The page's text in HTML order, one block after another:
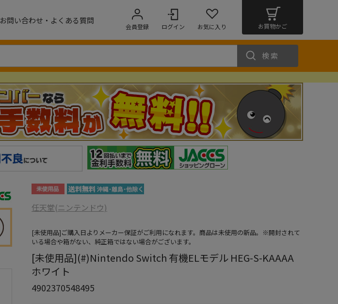
お問い合わせ・よくある質問
会員登録 ログイン お気に入り お買物かご
検索
任天堂(ニンテンドウ)
[未使用品]ご購入日よりメーカー保証がご利用になれます。商品は未使用の新品。※開封されて
いる場合や箱がない、純正箱ではない場合がございます。
[未使用品](#)Nintendo Switch 有機ELモデル HEG-S-KAAAA
ホワイト
4902370548495